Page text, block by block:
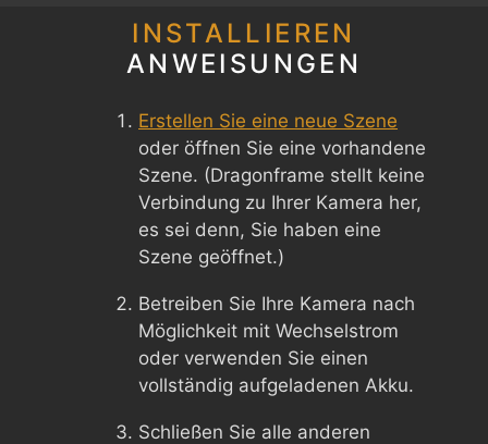
INSTALLIEREN
ANWEISUNGEN
Erstellen Sie eine neue Szene
oder öffnen Sie eine vorhandene
Szene. (Dragonframe stellt keine
Verbindung zu Ihrer Kamera her,
es sei denn, Sie haben eine
Szene geöffnet.)
Betreiben Sie Ihre Kamera nach
Möglichkeit mit Wechselstrom
oder verwenden Sie einen
vollständig aufgeladenen Akku.
Schließen Sie alle anderen